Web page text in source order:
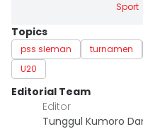
Sport
Topics
pss sleman turnamen
U20
Editorial Team
Editor
Tunggul Kumoro